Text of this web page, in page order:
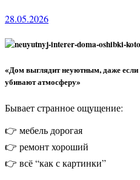
28.05.2026
«Дом выглядит неуютным, даже
убивают атмосферу»
Бывает странное ощущение:
👉 мебель дорогая
👉 ремонт хороший
👉 всё “как с картинки”